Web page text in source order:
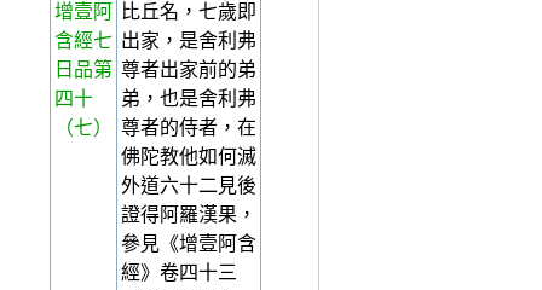
增壹阿
含經七
日品第
四十
（七）
比丘名，七歲即
出家，是舍利弗
尊者出家前的弟
弟，也是舍利弗
尊者的侍者，在
佛陀教他如何滅
外道六十二見後
證得阿羅漢果，
參見《增壹阿含
經》卷四十三